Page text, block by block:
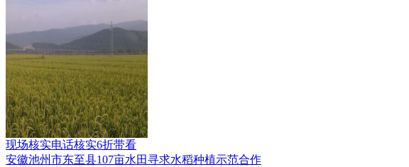
现场核实电话核实6折带看
安徽池州市东至县107亩水田寻求水稻种植示范合作